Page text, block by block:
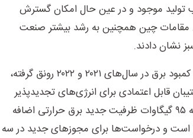
تولید موجود و در عین حال امکان گسترش
چین همچنین به رشد بیشتر صنعت
نشان دادند.
ساخت نیروگاه‌های جدید زغال‌سوز از زمان کمبود برق در سال‌های ۲۰۲۱ و ۲۰۲۲ رونق گرفته،
قابل اعتمادی برای انرژی‌های تجدیدپذیر
متناوب ترویج کرده است. چین سال گذشته ۹۵ گیگاوات ظرفیت جدید برق حرارتی اضافه
کرد که بیشترین میزان از حداقل سال ۲۰۰۸ است و درخواست‌ها برای مجوزهای جدید در سه